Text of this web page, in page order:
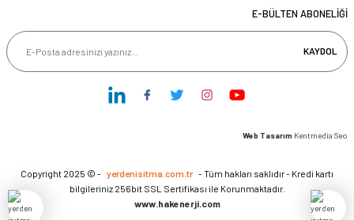
E-BÜLTEN ABONELİĞİ
KAYDOL
Web Tasarım Kentmedia Seo
Copyright 2025 © - yerdenisitma.com.tr - Tüm hakları saklıdır - Kredi kartı
bilgileriniz 256bit SSL Sertifikası ile Korunmaktadır.
www.hakenerji.com